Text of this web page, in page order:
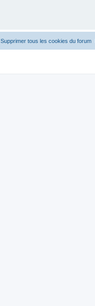
Supprimer tous les cookies du forum